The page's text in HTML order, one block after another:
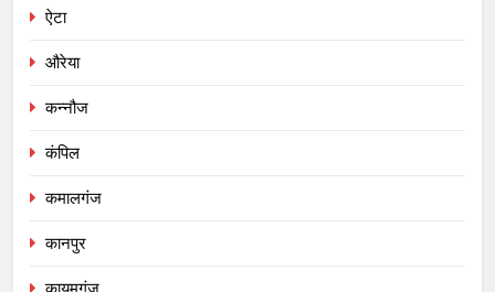
ऐटा
औरेया
कन्नौज
कंपिल
कमालगंज
कानपुर